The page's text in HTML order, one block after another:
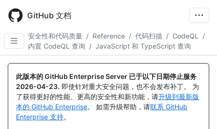
main
content
GitHub 文档
安全性和代码质量 / Reference / 代码扫描 / CodeQL
/
内置 CodeQL 查询 / JavaScript 和 TypeScript 查询
此版本的 GitHub Enterprise Server 已于以下日期停止服务
2026-04-23. 即使针对重大安全问题，也不会发布补丁。 为
了获得更好的性能、更高的安全性和新功能，请升级到最新版
本的 GitHub Enterprise。 如需升级帮助，请联系 GitHub
Enterprise 支持。